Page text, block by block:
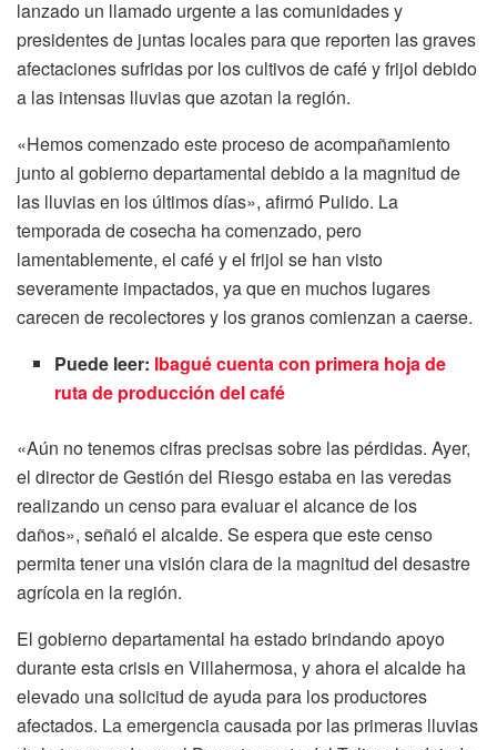
lanzado un llamado urgente a las comunidades y
presidentes de juntas locales para que reporten las graves
afectaciones sufridas por los cultivos de café y frijol debido
a las intensas lluvias que azotan la región.
«Hemos comenzado este proceso de acompañamiento
junto al gobierno departamental debido a la magnitud de
las lluvias en los últimos días», afirmó Pulido. La
temporada de cosecha ha comenzado, pero
lamentablemente, el café y el frijol se han visto
severamente impactados, ya que en muchos lugares
carecen de recolectores y los granos comienzan a caerse.
Puede leer: Ibagué cuenta con primera hoja de
ruta de producción del café
«Aún no tenemos cifras precisas sobre las pérdidas. Ayer,
el director de Gestión del Riesgo estaba en las veredas
realizando un censo para evaluar el alcance de los
daños», señaló el alcalde. Se espera que este censo
permita tener una visión clara de la magnitud del desastre
agrícola en la región.
El gobierno departamental ha estado brindando apoyo
durante esta crisis en Villahermosa, y ahora el alcalde ha
elevado una solicitud de ayuda para los productores
afectados. La emergencia causada por las primeras lluvias